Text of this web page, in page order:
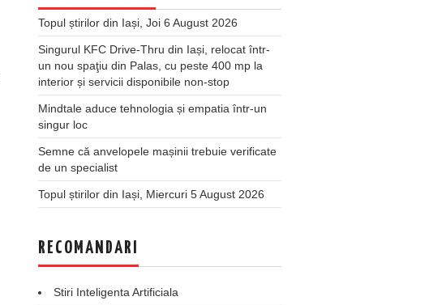
Topul știrilor din Iași, Joi 6 August 2026
Singurul KFC Drive-Thru din Iași, relocat într-
un nou spaţiu din Palas, cu peste 400 mp la
interior și servicii disponibile non-stop
Mindtale aduce tehnologia și empatia într-un
singur loc
Semne că anvelopele mașinii trebuie verificate
de un specialist
Topul știrilor din Iași, Miercuri 5 August 2026
RECOMANDARI
Stiri Inteligenta Artificiala